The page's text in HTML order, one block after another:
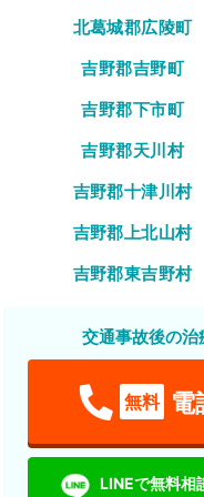
北葛城郡広陵町
吉野郡吉野町
吉野郡下市町
吉野郡天川村
吉野郡十津川村
吉野郡上北山村
吉野郡東吉野村
交通事故後の治
無料
LINEで無料相